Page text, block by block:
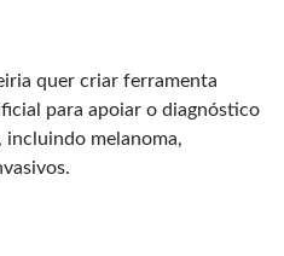
quer criar ferramenta
para apoiar o diagnóstico
incluindo melanoma,